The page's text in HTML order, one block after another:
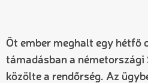
Öt ember meghalt egy hétfő
támadásban a németországi
közölte a rendőrség. Az